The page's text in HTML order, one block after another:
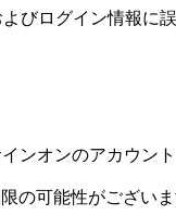
びログイン情報に
ンオンのアカウント
の可能性がござい